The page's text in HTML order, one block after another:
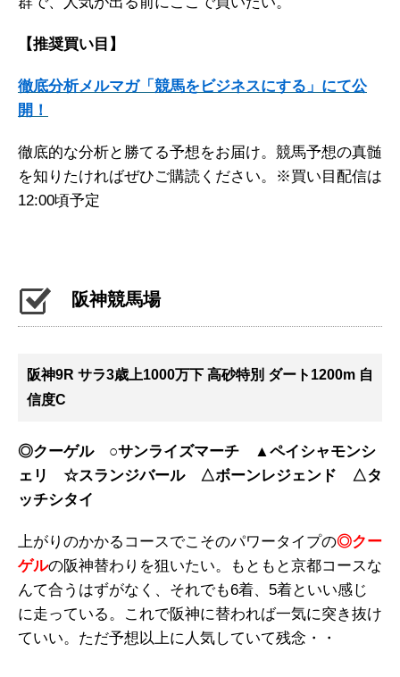
【推奨買い目】
徹底分析メルマガ「競馬をビジネスにする」にて公
開！
徹底的な分析と勝てる予想をお届け。競馬予想の真髄
を知りたければぜひご購読ください。※買い目配信は
12:00頃予定
阪神競馬場
阪神9R サラ3歳上1000万下 高砂特別 ダート1200m 自
信度C
◎クーゲル ○サンライズマーチ ▲ペイシャモンシ
ェリ ☆スランジバール △ボーンレジェンド △タ
ッチシタイ
上がりのかかるコースでこそのパワータイプの◎クー
ゲルの阪神替わりを狙いたい。もともと京都コースな
んて合うはずがなく、それでも6着、5着といい感じ
に走っている。これで阪神に替われば一気に突き抜け
ていい。ただ予想以上に人気していて残念・・